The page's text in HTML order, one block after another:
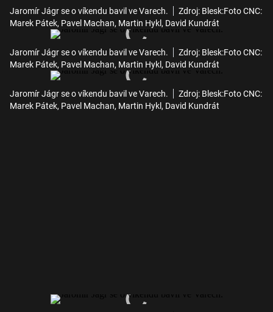
Jaromír Jágr se o víkendu bavil ve Varech.
Zdroj: Blesk:Foto CNC:
Marek Pátek, Pavel Machan, Martin Hykl, David Kundrát
Jaromír Jágr se o víkendu bavil ve Varech.
Zdroj: Blesk:Foto CNC:
Marek Pátek, Pavel Machan, Martin Hykl, David Kundrát
Jaromír Jágr se o víkendu bavil ve Varech.
Zdroj: Blesk:Foto CNC:
Marek Pátek, Pavel Machan, Martin Hykl, David Kundrát